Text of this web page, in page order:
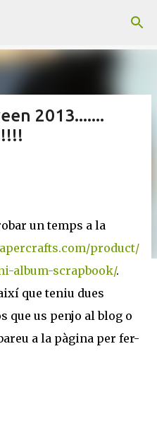
2013.......
un temps a la
product/
album-scrapbook/.
que teniu dues
que us penjo al blog o
a la pàgina per fer-